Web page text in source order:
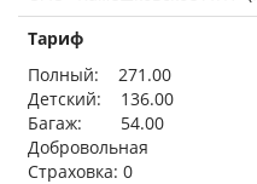
Тариф
Полный: 271.00
Детский: 136.00
Багаж: 54.00
Добровольная
Страховка: 0